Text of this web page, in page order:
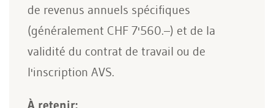
de revenus annuels spécifiques
(généralement CHF 7'560.–) et de la
validité du contrat de travail ou de
l'inscription AVS.
À retenir: